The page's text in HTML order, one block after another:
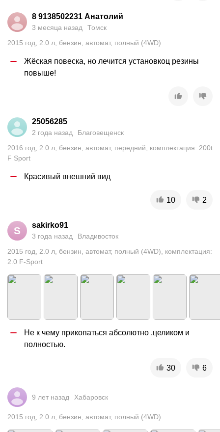
8 9138502231 Анатолий
3 месяца назад
Томск
2015 год 2.0 л бензин автомат, полный (4WD)
Жёская повеска, но лечится установкоц резины
повыше!
25056285
2 года назад
Благовещенск
2016 год 2.0 л бензин автомат, передний
комплектация: 200t
F Sport
Красивый внешний вид
10 2
S sakirko91
3 года назад
Владивосток
2015 год 2.0 л бензин автомат, полный (4WD)
комплектация:
2.0 F-Sport
Не к чему прикопаться абсолютно ,целиком и
полностью.
30 6
9 лет назад Хабаровск
2015 год 2.0 л бензин автомат, полный (4WD)